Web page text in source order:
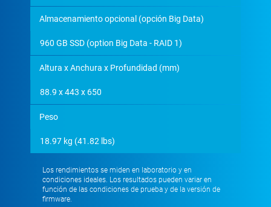
Almacenamiento opcional (opción Big Data)
960 GB SSD (option Big Data - RAID 1)
Altura x Anchura x Profundidad (mm)
88.9 x 443 x 650
Peso
18.97 kg (41.82 lbs)
Los rendimientos se miden en laboratorio y en
condiciones ideales. Los resultados pueden variar en
función de las condiciones de prueba y de la versión de
firmware.